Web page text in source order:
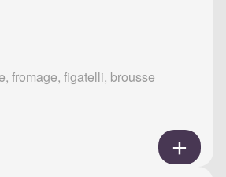
fromage, figatelli, brousse